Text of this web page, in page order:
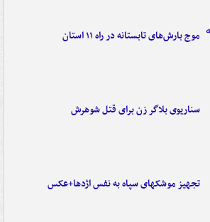
موج بارش‌های تابستانه در راه ۱۱ استان
سناریوی بلاگر زن برای قتل شوهرش
تجهیز موشکهای سپاه به نفس اژدها+عکس